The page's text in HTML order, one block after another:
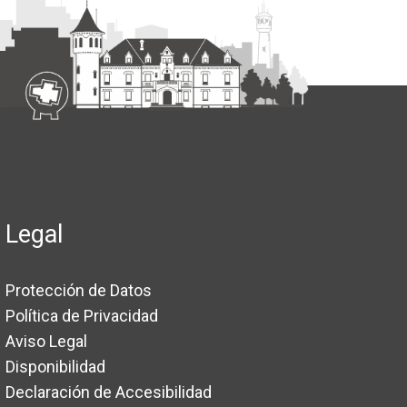
Legal
Protección de Datos
Política de Privacidad
Aviso Legal
Disponibilidad
Declaración de Accesibilidad